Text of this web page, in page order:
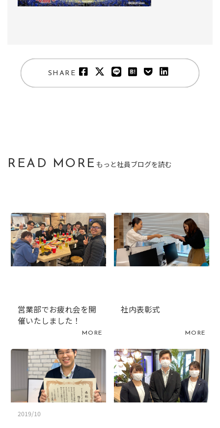
SHARE
READ MORE もっと社員ブログを読む
営業部でお疲れ会を開
催いたしました！
MORE
社内表彰式
MORE
2019/10